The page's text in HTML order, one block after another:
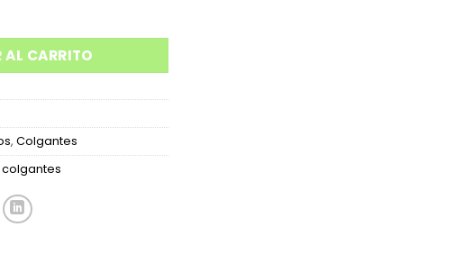
- ZAPATILLA BRILLO cantidad
AL CARRITO
, Colgantes
colgantes